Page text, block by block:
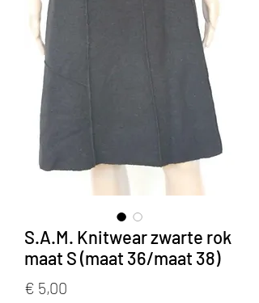
S.A.M. Knitwear zwarte rok
maat S (maat 36/maat 38)
€ 5,00